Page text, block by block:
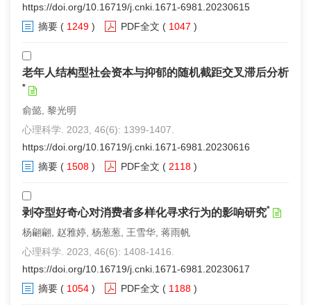
https://doi.org/10.16719/j.cnki.1671-6981.20230615
摘要 ( 1249 ) PDF全文 ( 1047 )
老年人结构型社会资本与抑郁的随机截距交叉滞后分析
*
俞懿, 黎光明
心理科学. 2023, 46(6): 1399-1407.
https://doi.org/10.16719/j.cnki.1671-6981.20230616
摘要 ( 1508 ) PDF全文 ( 2118 )
剥夺型好奇心对消费者多样化寻求行为的影响研究*
杨翩翩, 赵雅婷, 杨葱葱, 王雪华, 蒋雨帆
心理科学. 2023, 46(6): 1408-1416.
https://doi.org/10.16719/j.cnki.1671-6981.20230617
摘要 ( 1054 ) PDF全文 ( 1188 )